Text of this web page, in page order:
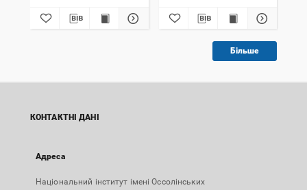
Більше
КОНТАКТНІ ДАНІ
Адреса
Національний інститут імені Оссолінських